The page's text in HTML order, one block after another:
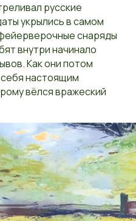
русские
укрылись в самом
снаряды
внутри начинало
Как они потом
настоящим
вёлся вражеский